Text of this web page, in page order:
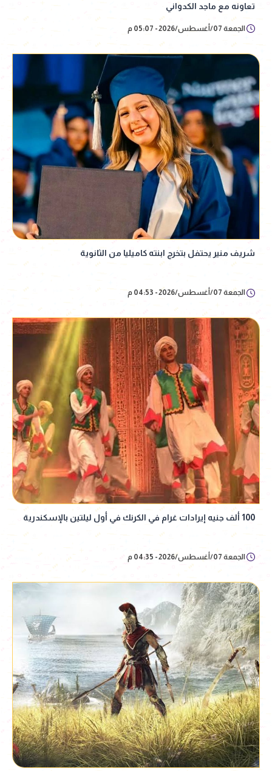
تعاونه مع ماجد الكدواني
الجمعة 07/أغسطس/2026 - 05:07 م
شريف منير يحتفل بتخرج ابنته كاميليا من الثانوية
الجمعة 07/أغسطس/2026 - 04:53 م
100 ألف جنيه إيرادات غرام في الكرنك في أول ليلتين بالإسكندرية
الجمعة 07/أغسطس/2026 - 04:35 م